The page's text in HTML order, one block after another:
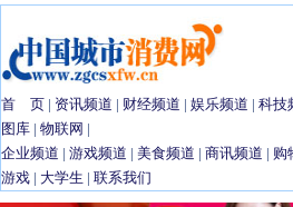
首 页 | 资讯频道 | 财经频道 | 娱乐频道 | 科技
图库 | 物联网 |
企业频道 | 游戏频道 | 美食频道 | 商讯频道 | 购
游戏 | 大学生 | 联系我们